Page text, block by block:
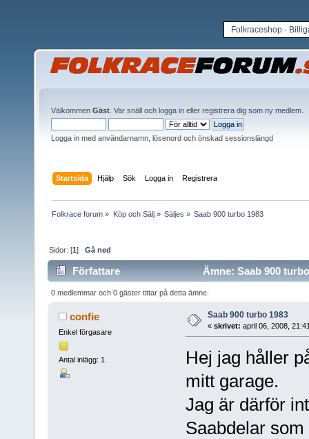
Folkraceshop -
Välkommen Gäst . Var snäll och logga in eller registrera dig som ny medlem
Logga in med användarnamn, lösenord och önskad sessionslängd
Startsida Hjälp Sök Logga in Registrera
Folkrace forum » Köp och Sälj» Säljes » Saab 900 turbo 1983
Sidor: [1]Gå ned
Författare Ämne: Saab 900
0 medlemmar och 0 gäster tittar på detta ämne.
confie
Enkel förgasare
Antal inlägg: 1
Saab 900 turbo 1983
« skrivet: april 06, 2008,
Hej jag håller
mitt garage.
Jag är därför
Saabdelar